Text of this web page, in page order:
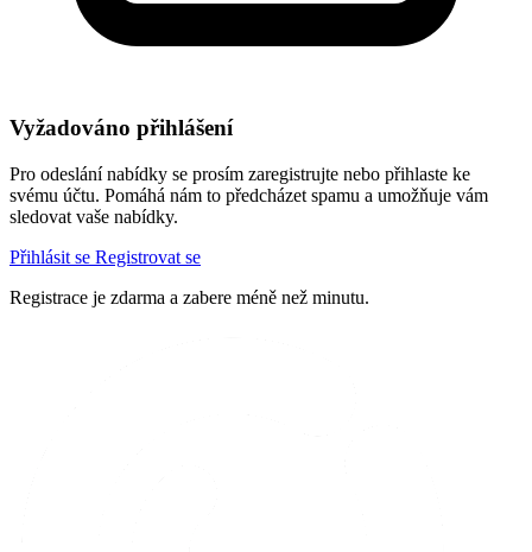
Vyžadováno přihlášení
Pro odeslání nabídky se prosím zaregistrujte nebo přihlaste ke
svému účtu. Pomáhá nám to předcházet spamu a umožňuje vám
sledovat vaše nabídky.
Přihlásit se Registrovat se
Registrace je zdarma a zabere méně než minutu.